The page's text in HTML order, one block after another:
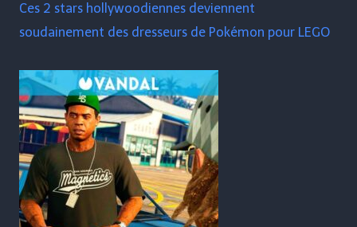
Ces 2 stars hollywoodiennes deviennent
soudainement des dresseurs de Pokémon pour LEGO